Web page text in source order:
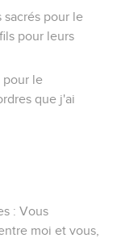
sacrés pour le
pour leurs
pour le
que j'ai
: Vous
moi et vous,